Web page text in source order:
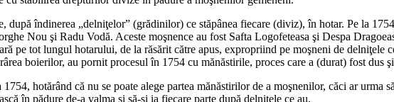
îndinerea „delniţelor” (grădinilor) ce stăpânea fiecare (diviz), în hotar. Pe la
Nou şi Radu Vodă. Aceste moşnence au fost Safta Logofeteasa şi Despa
pe tot lungul hotarului, de la răsărit către apus, expropriind pe moşneni de delniţele
boierilor, au pornit procesul în 1754 cu mănăstirile, proces care a (durat) fost dus
hotărând că nu se poate alege partea mănăstirilor de a moşnenilor, căci ar urma
în pădure de-a valma şi să-şi ia fiecare parte după delniţele ce au.